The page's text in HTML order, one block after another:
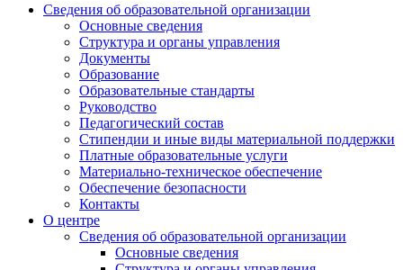
Сведения об образовательной организации
Основные сведения
Структура и органы управления
Документы
Образование
Образовательные стандарты
Руководство
Педагогический состав
Стипендии и иные виды материальной поддержки
Платные образовательные услуги
Материально-техническое обеспечение
Обеспечение безопасности
Контакты
О центре
Сведения об образовательной организации
Основные сведения